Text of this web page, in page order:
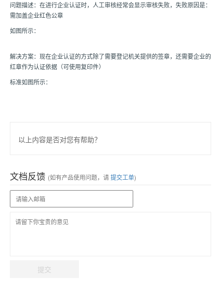
问题描述：在进行企业认证时，人工审核经常会显示审核失败，失败原因是：
需加盖企业红色公章
如图所示：
解决方案：现在企业认证的方式除了需要登记机关提供的签章，还需要企业的
红章作为认证依据（可使用复印件）
标准如图所示：
以上内容是否对您有帮助？
文档反馈 (如有产品使用问题，请提交工单)
提交